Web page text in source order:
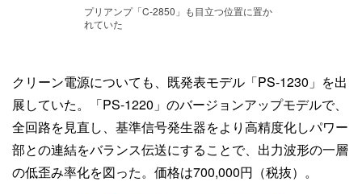
プリアンプ「C-2850」も目立つ位置に置か
れていた
クリーン電源についても、既発表モデル「PS-1230」を出
展していた。「PS-1220」のバージョンアップモデルで、
全回路を見直し、基準信号発生器をより高精度化しパワー
部との連結をバランス伝送にすることで、出力波形の一層
の低歪み率化を図った。価格は700,000円（税抜）。